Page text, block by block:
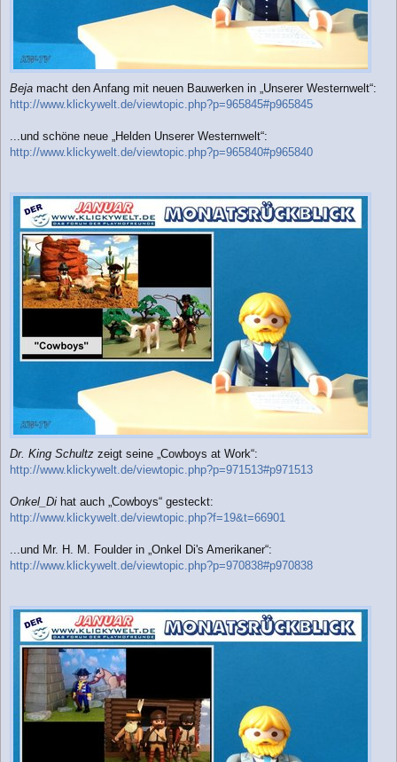
Beja macht den Anfang mit neuen Bauwerken in „Unserer Westernwelt“:
http://www.klickywelt.de/viewtopic.php?p=965845#p965845
...und schöne neue „Helden Unserer Westernwelt“:
http://www.klickywelt.de/viewtopic.php?p=965840#p965840
Dr. King Schultz zeigt seine „Cowboys at Work“:
http://www.klickywelt.de/viewtopic.php?p=971513#p971513
Onkel_Di hat auch „Cowboys“ gesteckt:
http://www.klickywelt.de/viewtopic.php?f=19&t=66901
...und Mr. H. M. Foulder in „Onkel Di's Amerikaner“:
http://www.klickywelt.de/viewtopic.php?p=970838#p970838